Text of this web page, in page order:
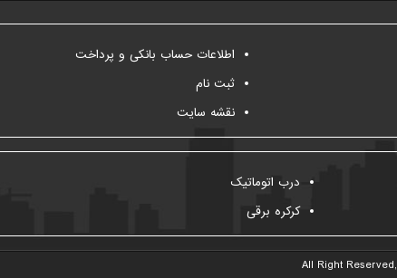
اطلاعات حساب بانکی و پرداخت
ثبت نام
نقشه سایت
درب اتوماتیک
کرکره برقی
All Right